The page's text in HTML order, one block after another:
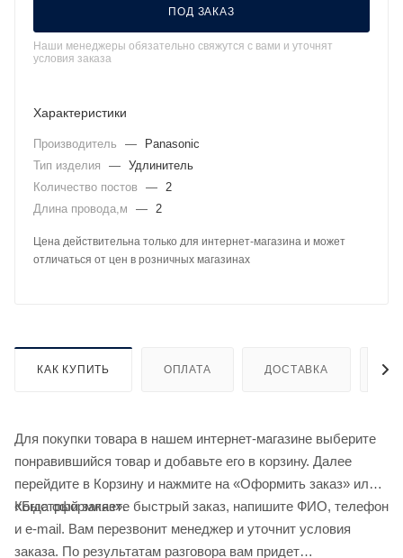
ПОД ЗАКАЗ
Наши менеджеры обязательно свяжутся с вами и уточнят
условия заказа
Характеристики
Производитель —
Panasonic
Тип изделия
— Удлинитель
Количество постов
— 2
Длина провода,м
— 2
Цена действительна только для интернет-магазина и может
отличаться от цен в розничных магазинах
КАК КУПИТЬ ОПЛАТА ДОСТАВКА
Для покупки товара в нашем интернет-магазине выберите
понравившийся товар и добавьте его в корзину. Далее
перейдите в Корзину и нажмите на «Оформить заказ» или
«Быстрый заказ».
Когда оформляете быстрый заказ, напишите ФИО, телефон
и e-mail. Вам перезвонит менеджер и уточнит условия
заказа. По результатам разговора вам придет